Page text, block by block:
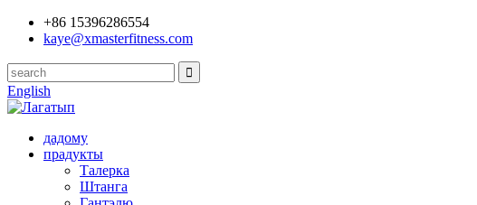
+86 15396286554
kaye@xmasterfitness.com
English
дадому
прадукты
Талерка
Штанга